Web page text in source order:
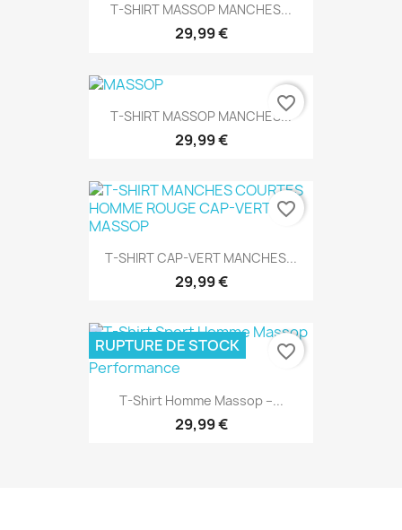
T-SHIRT MASSOP MANCHES...
29,99 €
T-SHIRT MASSOP MANCHES...
29,99 €
favorite_border
T-SHIRT CAP-VERT MANCHES...
29,99 €
favorite_border
T-Shirt Homme Massop –...
29,99 €
RUPTURE DE STOCK favorite_border